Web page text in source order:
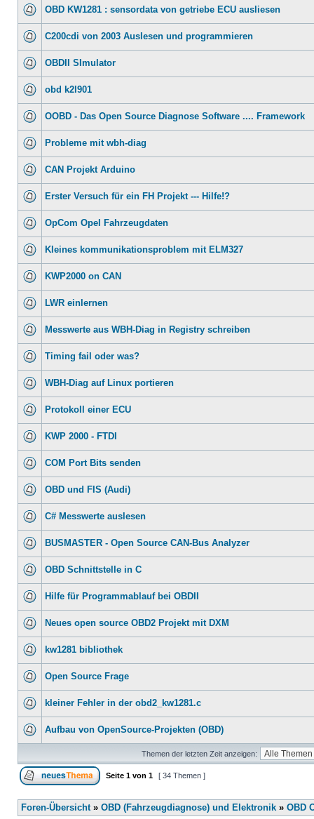
OBD KW1281 : sensordata von getriebe ECU ausliesen
C200cdi von 2003 Auslesen und programmieren
OBDII SImulator
obd k2l901
OOBD - Das Open Source Diagnose Software .... Framework
Probleme mit wbh-diag
CAN Projekt Arduino
Erster Versuch für ein FH Projekt --- Hilfe!?
OpCom Opel Fahrzeugdaten
Kleines kommunikationsproblem mit ELM327
KWP2000 on CAN
LWR einlernen
Messwerte aus WBH-Diag in Registry schreiben
Timing fail oder was?
WBH-Diag auf Linux portieren
Protokoll einer ECU
KWP 2000 - FTDI
COM Port Bits senden
OBD und FIS (Audi)
C# Messwerte auslesen
BUSMASTER - Open Source CAN-Bus Analyzer
OBD Schnittstelle in C
Hilfe für Programmablauf bei OBDII
Neues open source OBD2 Projekt mit DXM
kw1281 bibliothek
Open Source Frage
kleiner Fehler in der obd2_kw1281.c
Aufbau von OpenSource-Projekten (OBD)
Themen der letzten Zeit anzeigen:
Seite 1 von 1 [ 34 Themen ]
Foren-Übersicht» OBD (Fahrzeugdiagnose) und Elektronik » OBD